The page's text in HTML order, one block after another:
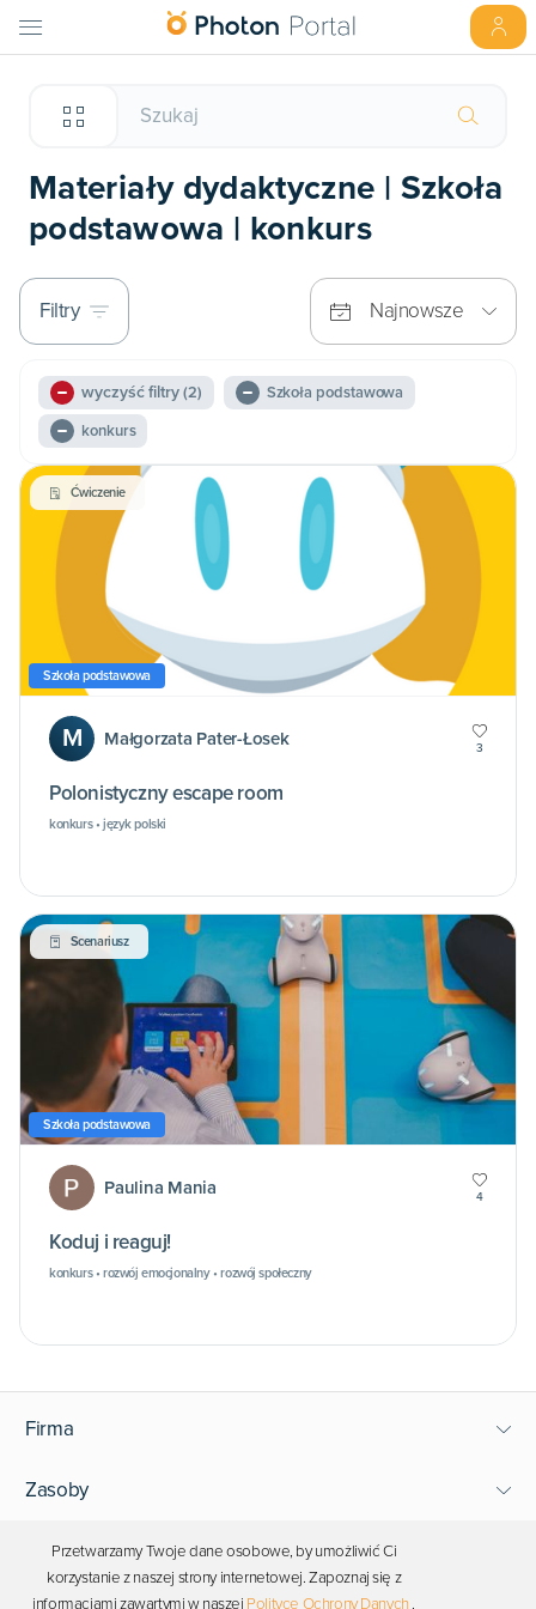
Materiały dydaktyczne | Szkoła
podstawowa | konkurs
Filtry Najnowsze
wyczyść filtry(2)
Szkoła podstawowa
konkurs
Ćwiczenie
Szkoła podstawowa
M Małgorzata Pater-Łosek 3
Polonistyczny escape room
konkurs • język polski
Scenariusz
Szkoła podstawowa
Paulina Mania 4
Koduj i reaguj!
konkurs • rozwój emocjonalny • rozwój społeczny
Firma
Zasoby
Wsparcie
Przetwarzamy Twoje dane osobowe, by umożliwić Ci
korzystanie z naszej strony internetowej. Zapoznaj się z
informacjami zawartymi w naszej Polityce Ochrony Danych .